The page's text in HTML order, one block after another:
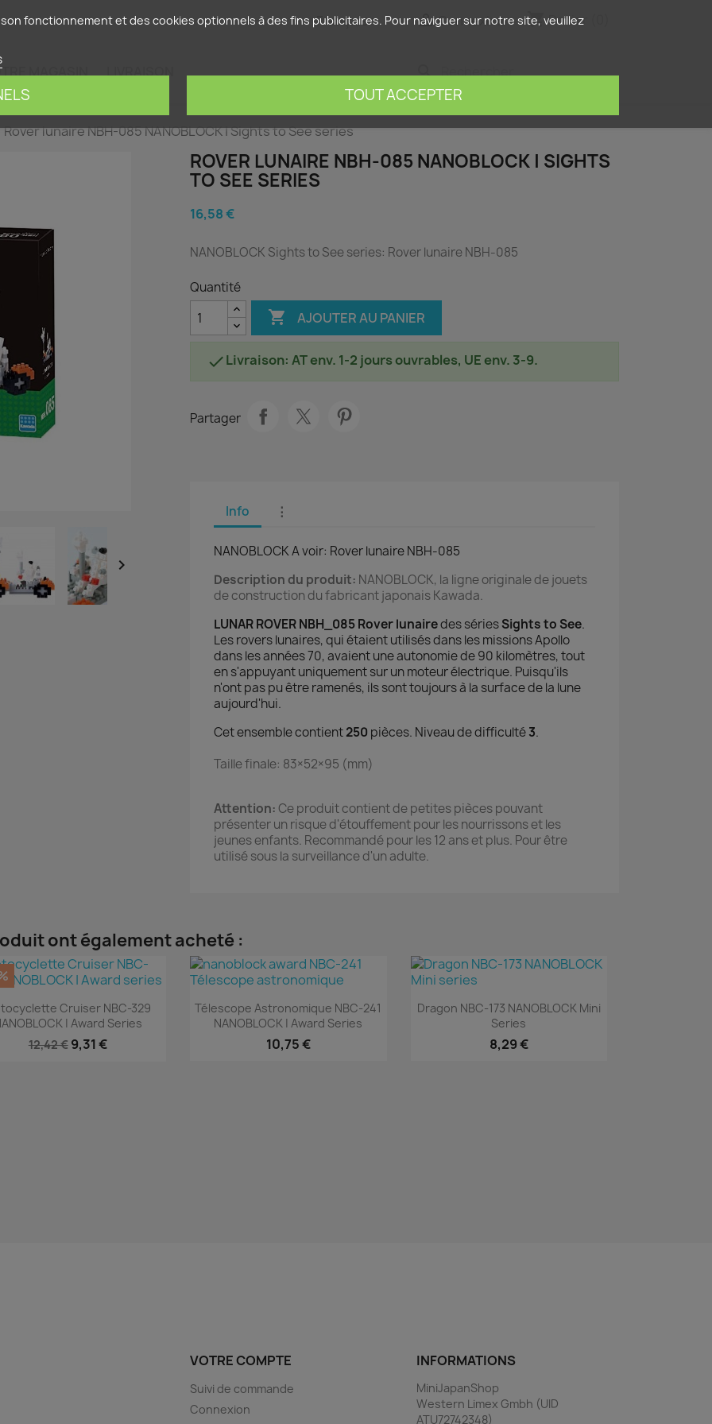
Français Connexion shopping_cartPanier
MAGASIN LIVRAISON search
Rover lunaire NBH-085 NANOBLOCK | Sights to See series

ROVER LUNAIRE NBH-085 NANOBLOCK | SIGHTS
TO SEE SERIES
16,58 €
NANOBLOCK Sights to See series: Rover lunaire NBH-085
Quantité
 AJOUTER AU PANIER
Livraison: AT env. 1-2 jours ouvrables, UE env. 3-9.
Partager
Info ⋮
NANOBLOCK A voir: Rover lunaire NBH-085
Description du produit: NANOBLOCK, la ligne originale de jouets
de construction du fabricant japonais Kawada.
LUNAR ROVER NBH_085 Rover lunairedes sériesSights to See.
Les rovers lunaires, qui étaient utilisés dans les missions Apollo
dans les années 70, avaient une autonomie de 90 kilomètres, tout
en s'appuyant uniquement sur un moteur électrique. Puisqu'ils
n'ont pas pu être ramenés, ils sont toujours à la surface de la lune
aujourd'hui.
Cet ensemble contient250 pièces. Niveau de difficulté3.
Taille finale: 83×52×95 (mm)
Attention: Ce produit contient de petites pièces pouvant
présenter un risque d'étouffement pour les nourrissons et les
jeunes enfants. Recommandé pour les 12 ans et plus. Pour être
utilisé sous la surveillance d'un adulte.
ont également acheté :
Aperçu rapide
Cruiser NBC-329
| Award Series
12,42 € 9,31 €
 Aperçu rapide
Télescope Astronomique NBC-241
NANOBLOCK | Award Series
10,75 €
Aperçu rapide
Dragon NBC-173 NANOBLOCK Mini
Series
8,29 €
VOTRE COMPTE
Suivi de commande
Connexion
INFORMATIONS
MiniJapanShop
Western Limex Gmbh (UID
ATU72742348)
fonctionnement et des cookies optionnels à des fins publicitaires. Pour naviguer sur notre site, veuillez
TOUT ACCEPTER